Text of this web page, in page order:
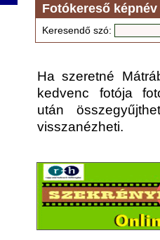
Fotókereső
Keresendő szó:
Ha szeretné
kedvenc fotója
után
visszanézheti.